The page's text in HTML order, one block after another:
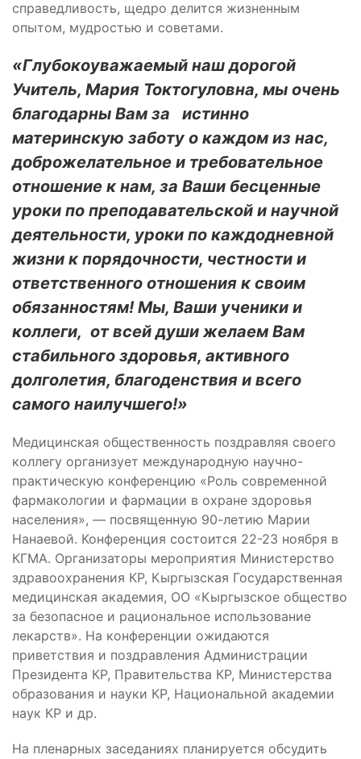
справедливость, щедро делится жизненным
опытом, мудростью и советами.
«Глубокоуважаемый наш дорогой
Учитель, Мария Токтогуловна, мы очень
благодарны Вам за истинно
материнскую заботу о каждом из нас,
доброжелательное и требовательное
отношение к нам, за Ваши бесценные
уроки по преподавательской и научной
деятельности, уроки по каждодневной
жизни к порядочности, честности и
ответственного отношения к своим
обязанностям! Мы, Ваши ученики и
коллеги, от всей души желаем Вам
стабильного здоровья, активного
долголетия, благоденствия и всего
самого наилучшего!»
Медицинская общественность поздравляя своего
коллегу организует международную научно-
практическую конференцию «Роль современной
фармакологии и фармации в охране здоровья
населения», — посвященную 90-летию Марии
Нанаевой. Конференция состоится 22-23 ноября в
КГМА. Организаторы мероприятия Министерство
здравоохранения КР, Кыргызская Государственная
медицинская академия, ОО «Кыргызское общество
за безопасное и рациональное использование
лекарств». На конференции ожидаются
приветствия и поздравления Администрации
Президента КР, Правительства КР, Министерства
образования и науки КР, Национальной академии
наук КР и др.
На пленарных заседаниях планируется обсудить